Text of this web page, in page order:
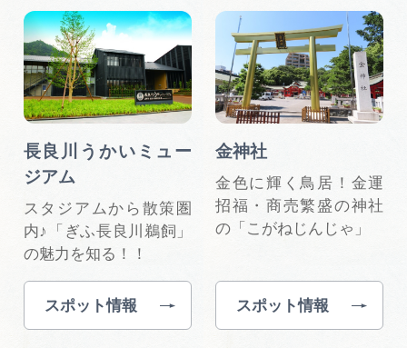
長良川うかいミュー
ジアム
スタジアムから散策圏
内♪「ぎふ⻑良川鵜飼」
の魅力を知る！！
スポット情報
金神社
金色に輝く鳥居！金運
招福・商売繁盛の神社
の「こがねじんじゃ」
スポット情報